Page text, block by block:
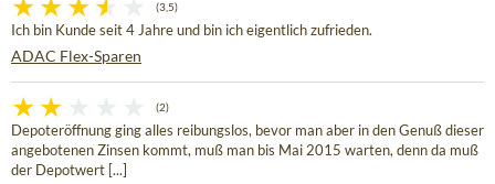
(3,5)
Ich bin Kunde seit 4 Jahre und bin ich eigentlich zufrieden.
ADAC Flex-Sparen
(2)
Depoteröffnung ging alles reibungslos, bevor man aber in den Genuß dieser
angebotenen Zinsen kommt, muß man bis Mai 2015 warten, denn da muß
der Depotwert [...]